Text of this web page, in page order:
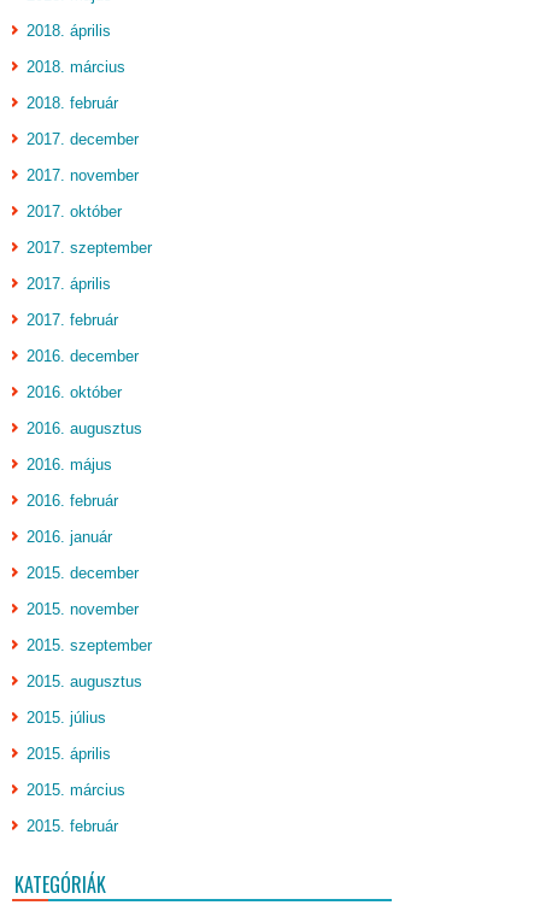
2018. április
2018. március
2018. február
2017. december
2017. november
2017. október
2017. szeptember
2017. április
2017. február
2016. december
2016. október
2016. augusztus
2016. május
2016. február
2016. január
2015. december
2015. november
2015. szeptember
2015. augusztus
2015. július
2015. április
2015. március
2015. február
KATEGÓRIÁK